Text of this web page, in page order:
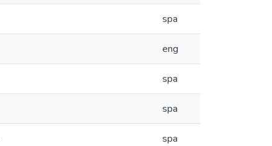
spa
eng
spa
spa
spa